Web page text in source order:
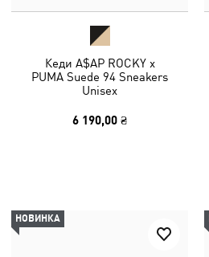
Кеди A$AP ROCKY x
PUMA Suede 94 Sneakers
Unisex
6 190,00 ₴
НОВИНКА